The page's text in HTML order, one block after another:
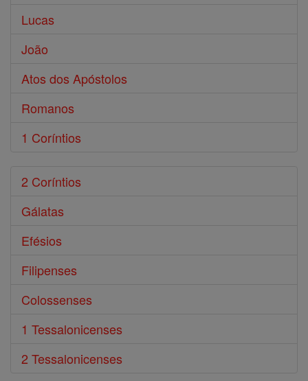
Lucas
João
Atos dos Apóstolos
Romanos
1 Coríntios
2 Coríntios
Gálatas
Efésios
Filipenses
Colossenses
1 Tessalonicenses
2 Tessalonicenses